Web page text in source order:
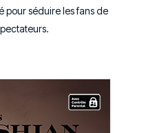
pour séduire les fans de